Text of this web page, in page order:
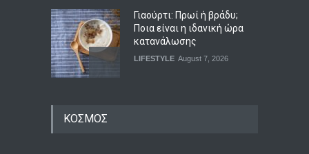
Γιαούρτι: Πρωί ή βράδυ;
Ποια είναι η ιδανική ώρα
κατανάλωσης
LIFESTYLE August 7, 2026
ΚΟΣΜΟΣ